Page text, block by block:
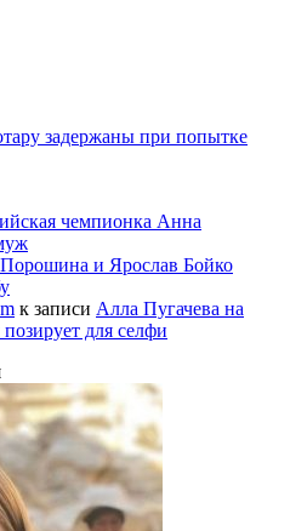
задержаны при попытке
чемпионка Анна
и Ярослав Бойко
к записи Алла Пугачева на
для селфи